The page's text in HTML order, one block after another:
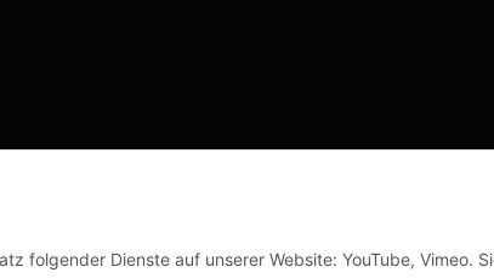
folgender Dienste auf unserer Website: YouTube, Vimeo.